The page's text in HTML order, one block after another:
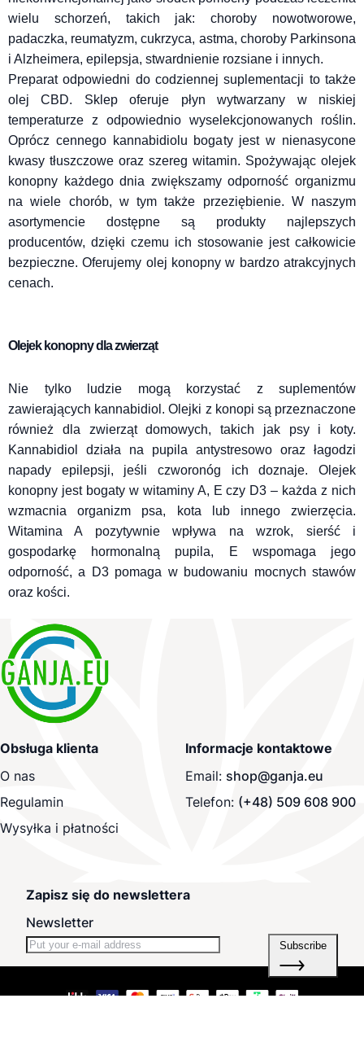
wielu schorzeń, takich jak: choroby nowotworowe,
padaczka, reumatyzm, cukrzyca, astma, choroby Parkinsona
i Alzheimera, epilepsja, stwardnienie rozsiane i innych.
Preparat odpowiedni do codziennej suplementacji to także
olej CBD. Sklep oferuje płyn wytwarzany w niskiej
temperaturze z odpowiednio wyselekcjonowanych roślin.
Oprócz cennego kannabidiolu bogaty jest w nienasycone
kwasy tłuszczowe oraz szereg witamin. Spożywając olejek
konopny każdego dnia zwiększamy odporność organizmu
na wiele chorób, w tym także przeziębienie. W naszym
asortymencie dostępne są produkty najlepszych
producentów, dzięki czemu ich stosowanie jest całkowicie
bezpieczne. Oferujemy olej konopny w bardzo atrakcyjnych
cenach.
Olejek konopny dla zwierząt
Nie tylko ludzie mogą korzystać z suplementów
zawierających kannabidiol. Olejki z konopi są przeznaczone
również dla zwierząt domowych, takich jak psy i koty.
Kannabidiol działa na pupila antystresowo oraz łagodzi
napady epilepsji, jeśli czworonóg ich doznaje. Olejek
konopny jest bogaty w witaminy A, E czy D3 – każda z nich
wzmacnia organizm psa, kota lub innego zwierzęcia.
Witamina A pozytywnie wpływa na wzrok, sierść i
gospodarkę hormonalną pupila, E wspomaga jego
odporność, a D3 pomaga w budowaniu mocnych stawów
oraz kości.
Obsługa klienta
O nas
Regulamin
Wysyłka i płatności
Informacje kontaktowe
Email: shop@ganja.eu
Telefon: (+48) 509 608 900
Zapisz się do newslettera
Newsletter
Subscribe